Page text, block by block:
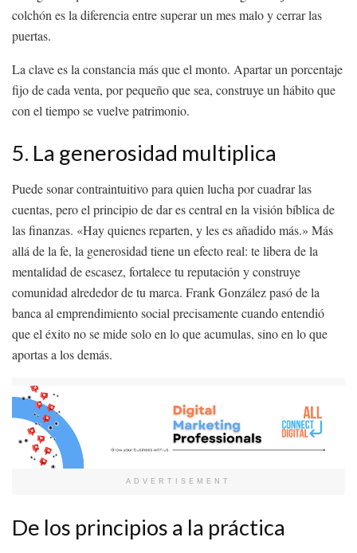
colchón es la diferencia entre superar un mes malo y cerrar las
puertas.
La clave es la constancia más que el monto. Apartar un porcentaje
fijo de cada venta, por pequeño que sea, construye un hábito que
con el tiempo se vuelve patrimonio.
5. La generosidad multiplica
Puede sonar contraintuitivo para quien lucha por cuadrar las
cuentas, pero el principio de dar es central en la visión bíblica de
las finanzas. «Hay quienes reparten, y les es añadido más.» Más
allá de la fe, la generosidad tiene un efecto real: te libera de la
mentalidad de escasez, fortalece tu reputación y construye
comunidad alrededor de tu marca. Frank González pasó de la
banca al emprendimiento social precisamente cuando entendió
que el éxito no se mide solo en lo que acumulas, sino en lo que
aportas a los demás.
ADVERTISEMENT
De los principios a la práctica